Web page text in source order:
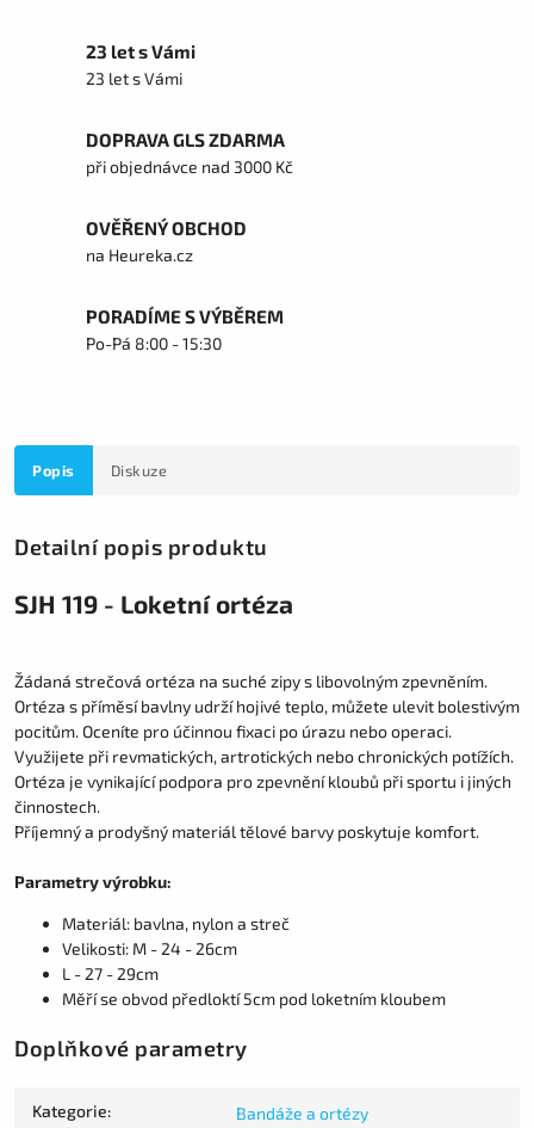
23 let s Vámi
23 let s Vámi
DOPRAVA GLS ZDARMA
při objednávce nad 3000 Kč
OVĚŘENÝ OBCHOD
na Heureka.cz
PORADÍME S VÝBĚREM
Po-Pá 8:00 - 15:30
Popis Diskuze
Detailní popis produktu
SJH 119 - Loketní ortéza
Žádaná strečová ortéza na suché zipy s libovolným zpevněním.
Ortéza s příměsí bavlny udrží hojivé teplo, můžete ulevit bolestivým
pocitům. Oceníte pro účinnou fixaci po úrazu nebo operaci.
Využijete při revmatických, artrotických nebo chronických potížích.
Ortéza je vynikající podpora pro zpevnění kloubů při sportu i jiných
činnostech.
Příjemný a prodyšný materiál tělové barvy poskytuje komfort.
Parametry výrobku:
Materiál: bavlna, nylon a streč
Velikosti: M - 24 - 26cm
L - 27 - 29cm
Měří se obvod předloktí 5cm pod loketním kloubem
Doplňkové parametry
Kategorie: Bandáže a ortézy